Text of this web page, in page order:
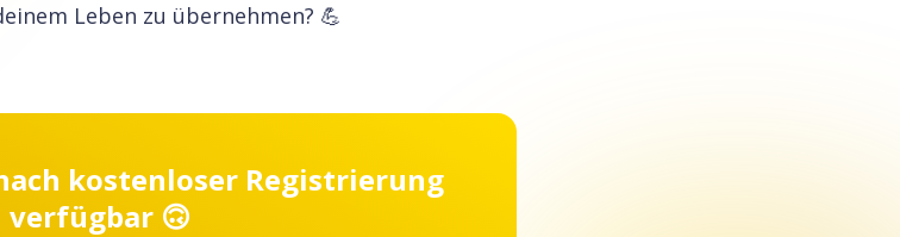
Leben zu übernehmen? 💪
kostenloser Registrierung
verfügbar 🙃